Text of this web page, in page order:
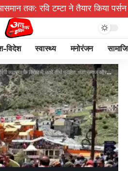
रवि टम्टा ने तैयार किया पर्सनल
विदेश स्वास्थ्य मनोरंजन
व्यवस्था के विरोध में उतरे तीर्थ पुरोहित, पंडा समाज और स्थानीय लोग, पढ़िए पूरी ख़बर..